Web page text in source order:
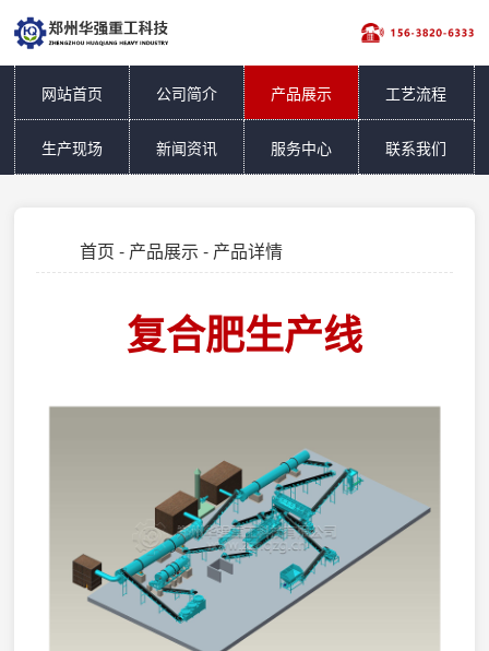
网站首页 公司简介 产品展示 工艺流程
生产现场 新闻资讯 服务中心 联系我们
首页 - 产品展示 - 产品详情
复合肥生产线